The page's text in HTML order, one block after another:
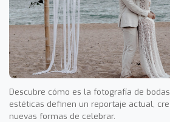
Descubre cómo es la fotografía de
estéticas definen un reportaje actual,
nuevas formas de celebrar.